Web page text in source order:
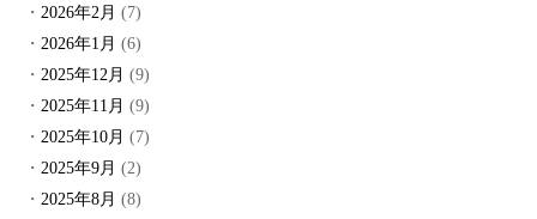
2026年2月 (7)
2026年1月 (6)
2025年12月 (9)
2025年11月 (9)
2025年10月 (7)
2025年9月 (2)
2025年8月 (8)